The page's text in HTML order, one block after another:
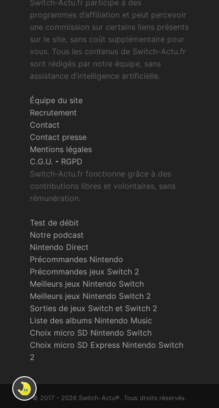
Switch-Actu.fr participe à des
programmes d’affiliation et peut percevoir
une commission sur certains liens présents
sur le site, sans coût supplémentaire pour
vous. Tous les contenus de Switch-Actu.fr
sont rédigés par notre équipe, sans
assistance d’intelligence artificielle.
Équipe du site
Recrutement
Contact
Contact presse
Mentions légales
C.G.U. - RGPD
Switch-Actu.fr fonctionne grâce à des
contributions libres et volontaires, sans
rémunération.
Test de débit
Notre podcast
Nintendo Direct
Précommandes Nintendo
Précommandes jeux Switch 2
Meilleurs jeux Nintendo Switch
Meilleurs jeux Nintendo Switch 2
Sorties de jeux Switch et Switch 2
Liste des albums Nintendo Music
Choix micro SD Nintendo Switch
Choix micro SD Express Nintendo Switch
2
© 2017 - 2026 Switch-Actu®. Tous droits réservés.